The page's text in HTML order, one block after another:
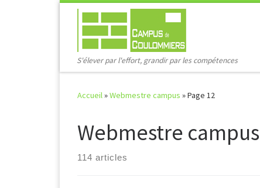
Passer au contenu
S'élever par l'effort, grandir par les compétences
Accueil»Webmestre campus »Page 12
Webmestre campus
114 articles